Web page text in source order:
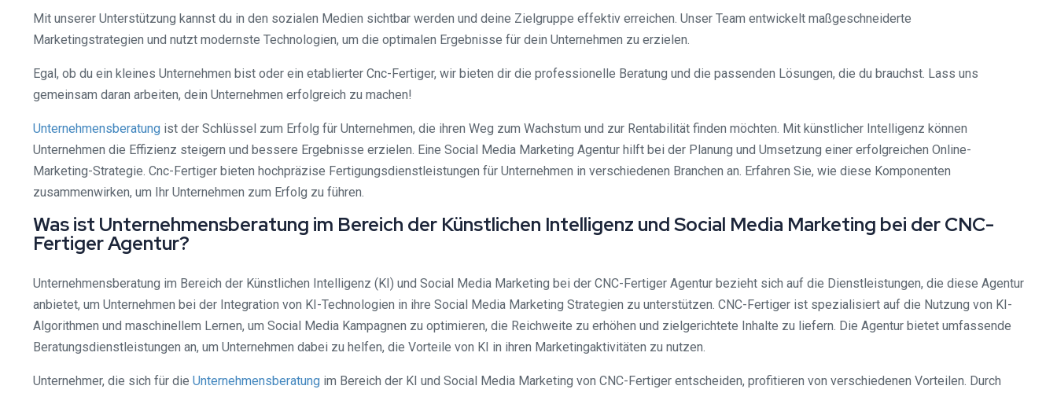
Mit unserer Unterstützung kannst du in den sozialen Medien sichtbar werden und deine Zielgruppe effektiv erreichen. Unser Team entwickelt maßgeschneiderte
Marketingstrategien und nutzt modernste Technologien, um die optimalen Ergebnisse für dein Unternehmen zu erzielen.
Egal, ob du ein kleines Unternehmen bist oder ein etablierter Cnc-Fertiger, wir bieten dir die professionelle Beratung und die passenden Lösungen, die du brauchst. Lass uns
gemeinsam daran arbeiten, dein Unternehmen erfolgreich zu machen!
Unternehmensberatung ist der Schlüssel zum Erfolg für Unternehmen, die ihren Weg zum Wachstum und zur Rentabilität finden möchten. Mit künstlicher Intelligenz können
Unternehmen die Effizienz steigern und bessere Ergebnisse erzielen. Eine Social Media Marketing Agentur hilft bei der Planung und Umsetzung einer erfolgreichen Online-
Marketing-Strategie. Cnc-Fertiger bieten hochpräzise Fertigungsdienstleistungen für Unternehmen in verschiedenen Branchen an. Erfahren Sie, wie diese Komponenten
zusammenwirken, um Ihr Unternehmen zum Erfolg zu führen.
Was ist Unternehmensberatung im Bereich der Künstlichen Intelligenz und Social Media Marketing bei der CNC-
Fertiger Agentur?
Unternehmensberatung im Bereich der Künstlichen Intelligenz (KI) und Social Media Marketing bei der CNC-Fertiger Agentur bezieht sich auf die Dienstleistungen, die diese Agentur
anbietet, um Unternehmen bei der Integration von KI-Technologien in ihre Social Media Marketing Strategien zu unterstützen. CNC-Fertiger ist spezialisiert auf die Nutzung von KI-
Algorithmen und maschinellem Lernen, um Social Media Kampagnen zu optimieren, die Reichweite zu erhöhen und zielgerichtete Inhalte zu liefern. Die Agentur bietet umfassende
Beratungsdienstleistungen an, um Unternehmen dabei zu helfen, die Vorteile von KI in ihren Marketingaktivitäten zu nutzen.
Unternehmer, die sich für die Unternehmensberatung im Bereich der KI und Social Media Marketing von CNC-Fertiger entscheiden, profitieren von verschiedenen Vorteilen. Durch